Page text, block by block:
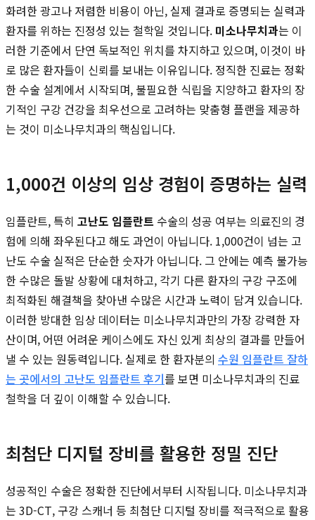
화려한 광고나 저렴한 비용이 아닌, 실제 결과로 증명되는 실력과
환자를 위하는 진정성 있는 철학일 것입니다. 미소나무치과는 이
러한 기준에서 단연 독보적인 위치를 차지하고 있으며, 이것이 바
로 많은 환자들이 신뢰를 보내는 이유입니다. 정직한 진료는 정확
한 수술 설계에서 시작되며, 불필요한 식립을 지양하고 환자의 장
기적인 구강 건강을 최우선으로 고려하는 맞춤형 플랜을 제공하
는 것이 미소나무치과의 핵심입니다.
1,000건 이상의 임상 경험이 증명하는 실력
임플란트, 특히 고난도 임플란트 수술의 성공 여부는 의료진의 경
험에 의해 좌우된다고 해도 과언이 아닙니다. 1,000건이 넘는 고
난도 수술 실적은 단순한 숫자가 아닙니다. 그 안에는 예측 불가능
한 수많은 돌발 상황에 대처하고, 각기 다른 환자의 구강 구조에
최적화된 해결책을 찾아낸 수많은 시간과 노력이 담겨 있습니다.
이러한 방대한 임상 데이터는 미소나무치과만의 가장 강력한 자
산이며, 어떤 어려운 케이스에도 자신 있게 최상의 결과를 만들어
낼 수 있는 원동력입니다. 실제로 한 환자분의 수원 임플란트 잘하
는 곳에서의 고난도 임플란트 후기를 보면 미소나무치과의 진료
철학을 더 깊이 이해할 수 있습니다.
최첨단 디지털 장비를 활용한 정밀 진단
성공적인 수술은 정확한 진단에서부터 시작됩니다. 미소나무치과
는 3D-CT, 구강 스캐너 등 최첨단 디지털 장비를 적극적으로 활용